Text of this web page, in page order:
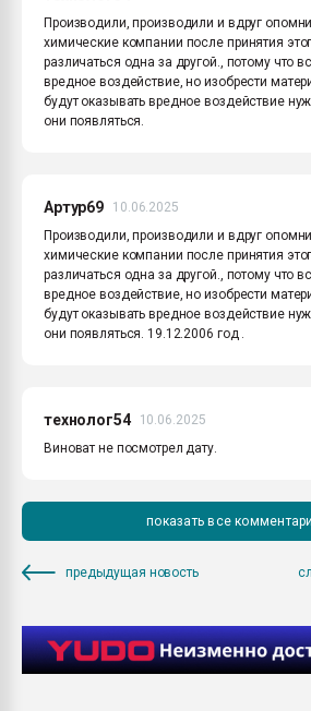
Производили, производили и вдруг
химические компании после принятия
различаться одна за другой., потому что
вредное воздействие, но изобрести
будут оказывать вредное воздействие
они появляться.
Артур69
10.06.2025
Производили, производили и вдруг
химические компании после принятия
различаться одна за другой., потому что
вредное воздействие, но изобрести
будут оказывать вредное воздействие
они появляться. 19.12.2006 год .
технолог54
10.06.2025
Виноват не посмотрел дату.
показать все
предыдущая новость